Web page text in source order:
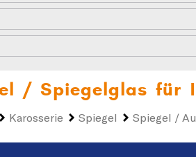
/ Spiegelglas für
Karosserie Spiegel Spiegel /